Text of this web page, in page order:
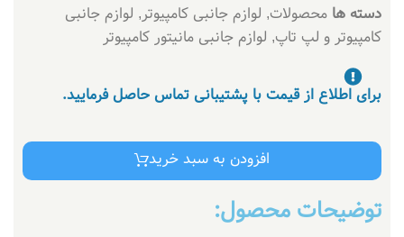
دسته ها محصولات, لوازم جانبی کامپیوتر, لوازم جانبی
کامپیوتر و لپ تاپ, لوازم جانبی مانیتور کامپیوتر
برای اطلاع از قیمت با پشتیبانی تماس حاصل فرمایید.
افزودن به سبد خرید
توضیحات محصول: